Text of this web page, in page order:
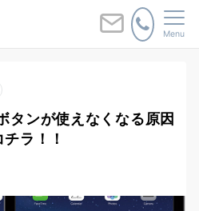
Menu
ンが使えなくなる原因
チラ！！